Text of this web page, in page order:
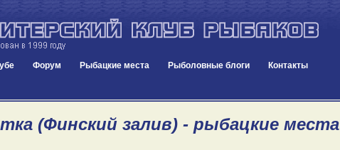
Форум Рыбацкие места Рыболовные блоги Контакты
(Финский залив) - рыбацкие места